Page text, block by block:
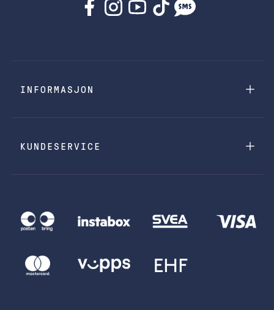
INFORMASJON
KUNDESERVICE